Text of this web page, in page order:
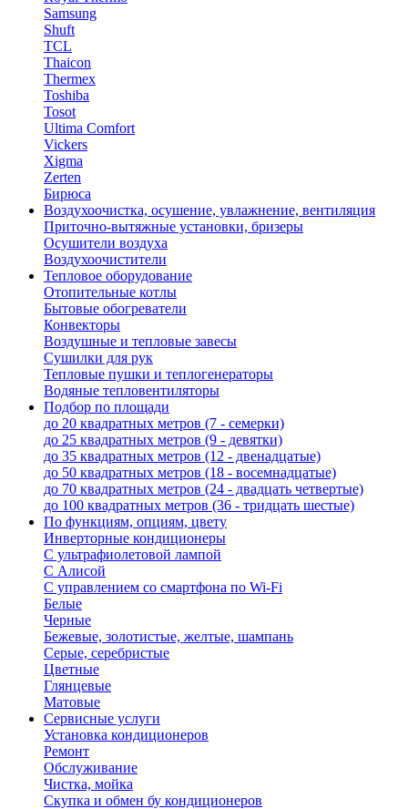
Samsung
Shuft
TCL
Thaicon
Thermex
Toshiba
Tosot
Ultima Comfort
Vickers
Xigma
Zerten
Бирюса
Воздухоочистка, осушение, увлажнение, вентиляция
Приточно-вытяжные установки, бризеры
Осушители воздуха
Воздухоочистители
Тепловое оборудование
Отопительные котлы
Бытовые обогреватели
Конвекторы
Воздушные и тепловые завесы
Сушилки для рук
Тепловые пушки и теплогенераторы
Водяные тепловентиляторы
Подбор по площади
до 20 квадратных метров (7 - семерки)
до 25 квадратных метров (9 - девятки)
до 35 квадратных метров (12 - двенадцатые)
до 50 квадратных метров (18 - восемнадцатые)
до 70 квадратных метров (24 - двадцать четвертые)
до 100 квадратных метров (36 - тридцать шестые)
По функциям, опциям, цвету
Инверторные кондиционеры
С ультрафиолетовой лампой
С Алисой
С управлением со смартфона по Wi-Fi
Белые
Черные
Бежевые, золотистые, желтые, шампань
Серые, серебристые
Цветные
Глянцевые
Матовые
Сервисные услуги
Установка кондиционеров
Ремонт
Обслуживание
Чистка, мойка
Скупка и обмен бу кондиционеров